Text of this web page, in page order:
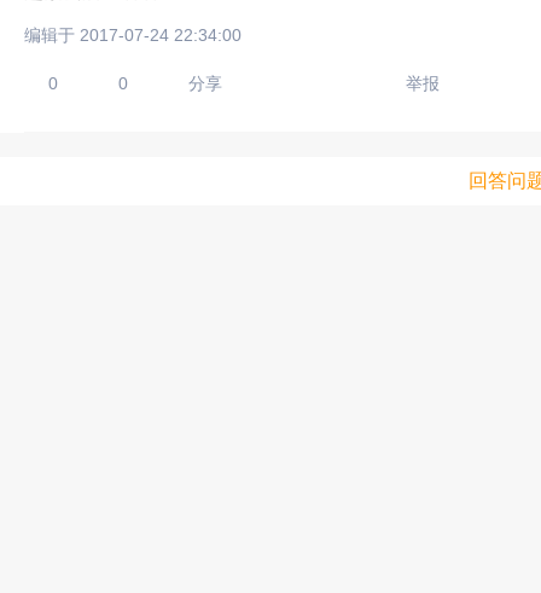
编辑于 2017-07-24 22:34:00
0 0 分享 举报
回答问